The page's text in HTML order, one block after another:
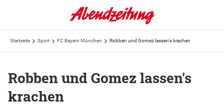
Startseite Sport FC Bayern München Robben und Gomez lassen's krachen
Robben und Gomez lassen's
krachen